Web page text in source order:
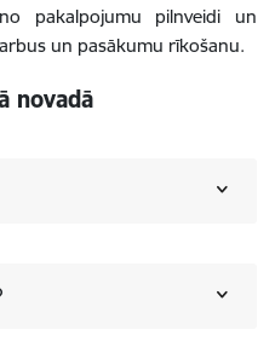
pakalpojumu pilnveidi un
un pasākumu rīkošanu.
novadā